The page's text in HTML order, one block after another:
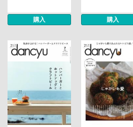
購入 購入